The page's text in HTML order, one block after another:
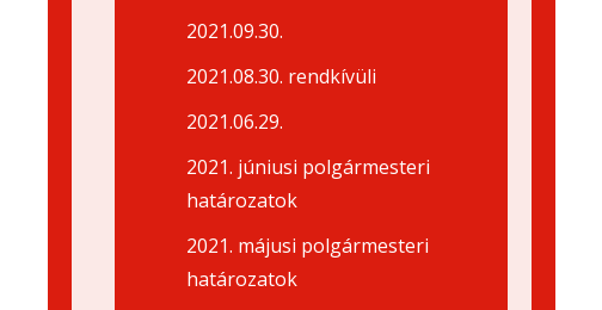
2021.09.30.
2021.08.30. rendkívüli
2021.06.29.
2021. júniusi polgármesteri
határozatok
2021. májusi polgármesteri
határozatok